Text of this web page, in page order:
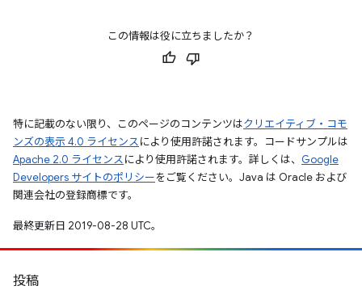
この情報は役に立ちましたか？
特に記載のない限り、このページのコンテンツはクリエイティブ・コモ
ンズの表示 4.0 ライセンスにより使用許諾されます。コードサンプルは
Apache 2.0 ライセンスにより使用許諾されます。詳しくは、 Google
Developers サイトのポリシーをご覧ください。Java は Oracle および
関連会社の登録商標です。
最終更新日 2019-08-28 UTC。
投稿